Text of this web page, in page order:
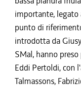
importante, legato
punto di
introdotta da
SMal, hanno
Eddi Pertoldi, con
Talmassons,